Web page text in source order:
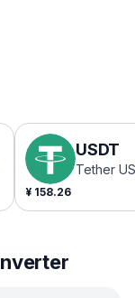
USDT
Tether
¥ 158.26